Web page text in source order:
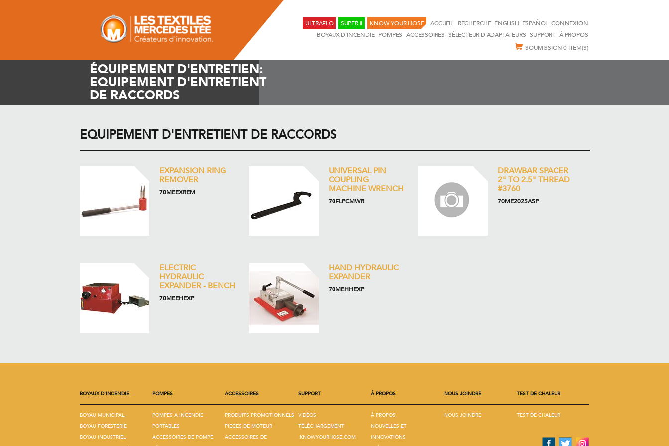
ULTRAFLO SUPER II KNOW YOUR HOSE ACCUEIL RECHERCHE ENGLISH ESPAÑOL CONNEXION
BOYAUX D'INCENDIE POMPES ACCESSOIRES SÉLECTEUR D'ADAPTATEURS SUPPORT À PROPOS
SOUMISSION0 ITEM(S)
ÉQUIPEMENT D'ENTRETIEN:
EQUIPEMENT D'ENTRETIENT
DE RACCORDS
EQUIPEMENT D'ENTRETIENT DE RACCORDS
EXPANSION RING
REMOVER
70MEEXREM
UNIVERSAL PIN
COUPLING
MACHINE WRENCH
70FLPCMWR
DRAWBAR SPACER
2" TO 2.5" THREAD
#3760
70ME2025ASP
ELECTRIC
HYDRAULIC
EXPANDER - BENCH
70MEEHEXP
HAND HYDRAULIC
EXPANDER
70MEHHEXP
BOYAUX D'INCENDIE
BOYAU MUNICIPAL
BOYAU FORESTERIE
BOYAU INDUSTRIEL
POMPES
POMPES A INCENDIE
PORTABLES
ACCESSOIRES DE POMPE
ACCESSOIRES
PRODUITS PROMOTIONNELS
PIECES DE MOTEUR
ACCESSOIRES DE
SUPPORT
VIDÉOS
TÉLÉCHARGEMENT
À PROPOS
À PROPOS
NOUVELLES ET
INNOVATIONS
NOUS JOINDRE
NOUS JOINDRE
TEST DE CHALEUR
TEST DE CHALEUR
KNOWYOURHOSE.COM